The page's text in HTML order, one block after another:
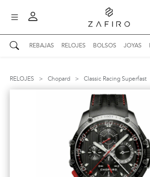
REBAJAS RELOJES BOLSOS JOYAS
Mis mensajes
RELOJES > Chopard > Classic Racing Superfast